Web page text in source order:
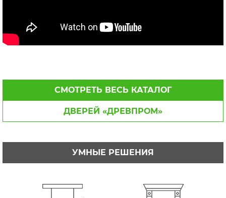
СМОТРЕТЬ ВЕСЬ КАТАЛОГ
ДВЕРЕЙ «ДРЕВПРОМ»
УМНЫЕ РЕШЕНИЯ